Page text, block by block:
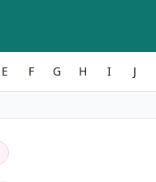
E F G H I J